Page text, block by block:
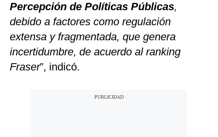
Percepción de Políticas Públicas,
debido a factores como regulación
extensa y fragmentada, que genera
incertidumbre, de acuerdo al ranking
Fraser”, indicó.